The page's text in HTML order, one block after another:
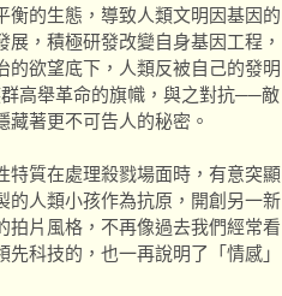
衡的生態，導致人類文明因基因的
，積極研發改變自身基因工程，
欲望底下，人類反被自己的發明
高舉革命的旗幟，與之對抗──敵
著更不可告人的秘密。
質在處理殺戮場面時，有意突顯
的人類小孩作為抗原，開創另一新
拍片風格，不再像過去我們經常看
科技的，也一再說明了「情感」